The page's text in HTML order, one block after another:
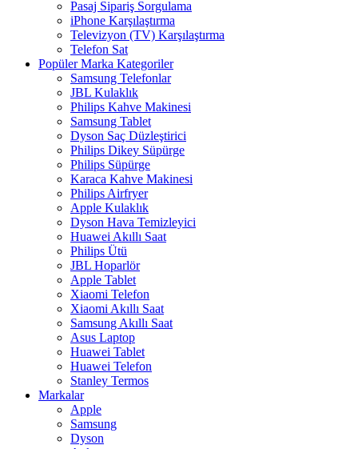
Pasaj Sipariş Sorgulama
iPhone Karşılaştırma
Televizyon (TV) Karşılaştırma
Telefon Sat
Popüler Marka Kategoriler
Samsung Telefonlar
JBL Kulaklık
Philips Kahve Makinesi
Samsung Tablet
Dyson Saç Düzleştirici
Philips Dikey Süpürge
Philips Süpürge
Karaca Kahve Makinesi
Philips Airfryer
Apple Kulaklık
Dyson Hava Temizleyici
Huawei Akıllı Saat
Philips Ütü
JBL Hoparlör
Apple Tablet
Xiaomi Telefon
Xiaomi Akıllı Saat
Samsung Akıllı Saat
Asus Laptop
Huawei Tablet
Huawei Telefon
Stanley Termos
Markalar
Apple
Samsung
Dyson